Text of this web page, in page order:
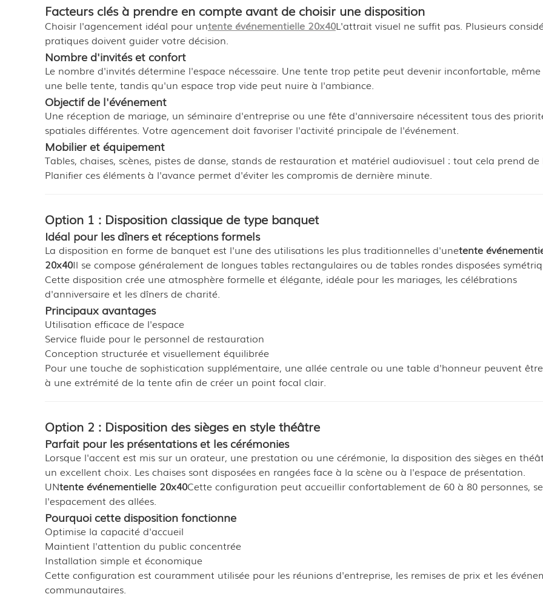
Facteurs clés à prendre en compte avant de choisir une disposition
Choisir l'agencement idéal pour untente événementielle 20x40L'attrait visuel ne suffit pas. Plusieurs
pratiques doivent guider votre décision.
Nombre d'invités et confort
Le nombre d'invités détermine l'espace nécessaire. Une tente trop petite peut devenir inconfortable,
une belle tente, tandis qu'un espace trop vide peut nuire à l'ambiance.
Objectif de l'événement
Une réception de mariage, un séminaire d'entreprise ou une fête d'anniversaire nécessitent tous des
spatiales différentes. Votre agencement doit favoriser l'activité principale de l'événement.
Mobilier et équipement
Tables, chaises, scènes, pistes de danse, stands de restauration et matériel audiovisuel : tout cela prend de
Planifier ces éléments à l'avance permet d'éviter les compromis de dernière minute.
Option 1 : Disposition classique de type banquet
Idéal pour les dîners et réceptions formels
La disposition en forme de banquet est l'une des utilisations les plus traditionnelles d'unetente
20x40Il se compose généralement de longues tables rectangulaires ou de tables rondes disposées
Cette disposition crée une atmosphère formelle et élégante, idéale pour les mariages, les célébrations
d'anniversaire et les dîners de charité.
Principaux avantages
Utilisation efficace de l'espace
Service fluide pour le personnel de restauration
Conception structurée et visuellement équilibrée
Pour une touche de sophistication supplémentaire, une allée centrale ou une table d'honneur peuvent
à une extrémité de la tente afin de créer un point focal clair.
Option 2 : Disposition des sièges en style théâtre
Parfait pour les présentations et les cérémonies
Lorsque l'accent est mis sur un orateur, une prestation ou une cérémonie, la disposition des sièges en
un excellent choix. Les chaises sont disposées en rangées face à la scène ou à l'espace de présentation.
UNtente événementielle 20x40Cette configuration peut accueillir confortablement de 60 à 80 personnes,
l'espacement des allées.
Pourquoi cette disposition fonctionne
Optimise la capacité d'accueil
Maintient l'attention du public concentrée
Installation simple et économique
Cette configuration est couramment utilisée pour les réunions d'entreprise, les remises de prix et les
communautaires.